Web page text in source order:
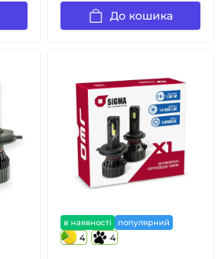
До кошика
в наявності популярний
4 4